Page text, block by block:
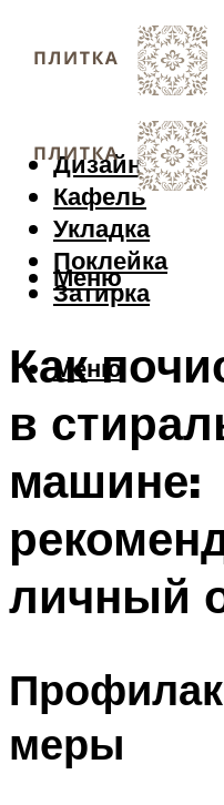
Дизайн
Кафель
Укладка
Поклейка
Затирка
Меню
Меню
Как
в
машине:
личный
меры